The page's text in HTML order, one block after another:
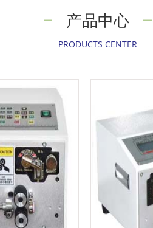
产品中心
PRODUCTS CENTER